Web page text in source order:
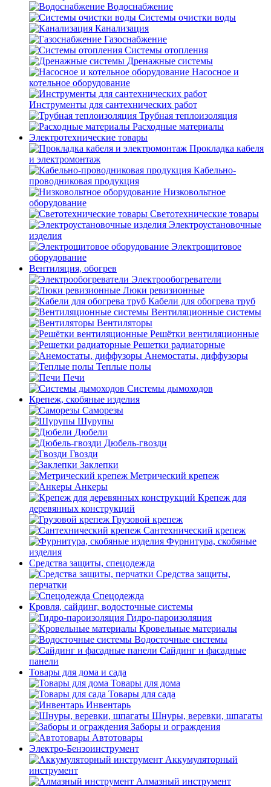
Водоснабжение
Системы очистки воды
Канализация
Газоснабжение
Системы отопления
Дренажные системы
Насосное и
котельное оборудование
Инструменты для сантехнических работ
Трубная теплоизоляция
Расходные материалы
Электротехнические товары
Прокладка кабеля
и электромонтаж
Кабельно-
проводниковая продукция
Низковольтное
оборудование
Светотехнические товары
Электроустановочные
изделия
Электрощитовое
оборудование
Вентиляция, обогрев
Электрообогреватели
Люки ревизионные
Кабели для обогрева труб
Вентиляционные системы
Вентиляторы
Решётки вентиляционные
Решетки радиаторные
Анемостаты, диффузоры
Теплые полы
Печи
Системы дымоходов
Крепеж, скобяные изделия
Саморезы
Шурупы
Дюбели
Дюбель-гвозди
Гвозди
Заклепки
Метрический крепеж
Анкеры
Крепеж для
деревянных конструкций
Грузовой крепеж
Сантехнический крепеж
Фурнитура, скобяные
изделия
Средства защиты, спецодежда
Средства защиты,
перчатки
Спецодежда
Кровля, сайдинг, водосточные системы
Гидро-пароизоляция
Кровельные материалы
Водосточные системы
Сайдинг и фасадные
панели
Товары для дома и сада
Товары для дома
Товары для сада
Инвентарь
Шнуры, веревки, шпагаты
Заборы и ограждения
Автотовары
Электро-Бензоинструмент
Аккумуляторный
инструмент
Алмазный инструмент